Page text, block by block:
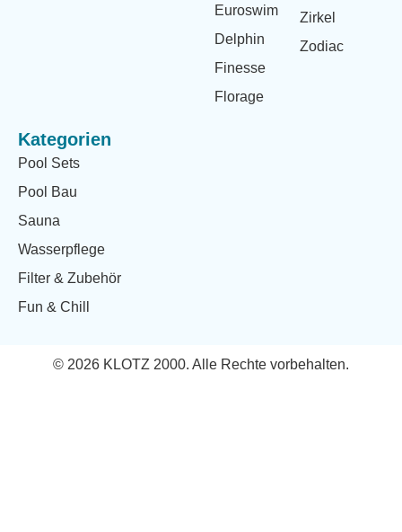
Euroswim
Delphin
Finesse
Florage
Zirkel
Zodiac
Kategorien
Pool Sets
Pool Bau
Sauna
Wasserpflege
Filter & Zubehör
Fun & Chill
© 2026 KLOTZ 2000. Alle Rechte vorbehalten.